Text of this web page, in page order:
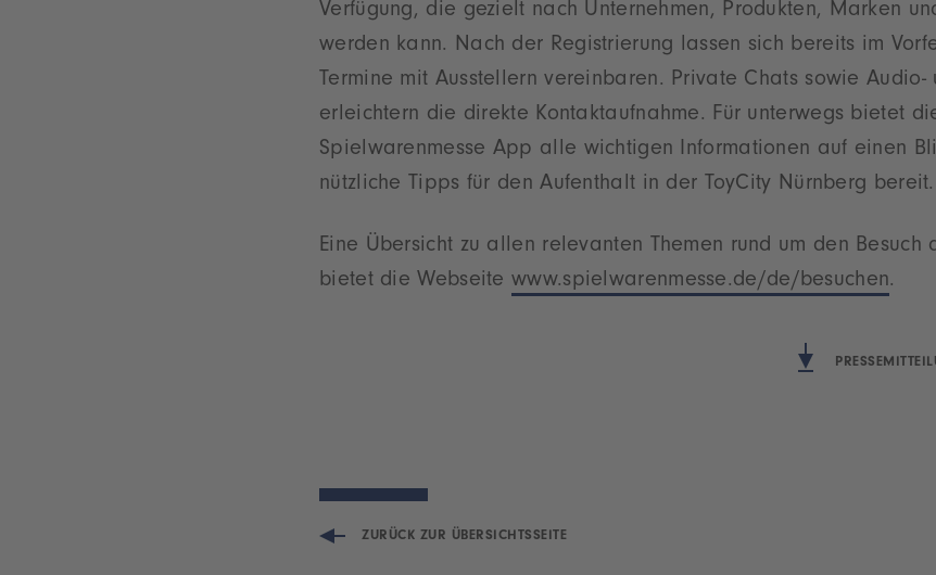
Verfügung, die gezielt nach Unternehmen, Produkten, Marken
werden kann. Nach der Registrierung lassen sich bereits im
Termine mit Ausstellern vereinbaren. Private Chats sowie Audio-
erleichtern die direkte Kontaktaufnahme. Für unterwegs bietet
Spielwarenmesse App alle wichtigen Informationen auf einen
nützliche Tipps für den Aufenthalt in der ToyCity Nürnberg bereit.
Eine Übersicht zu allen relevanten Themen rund um den Besuch
bietet die Webseitewww.spielwarenmesse.de/de/besuchen.
ZURÜCK ZUR ÜBERSICHTSSEITE